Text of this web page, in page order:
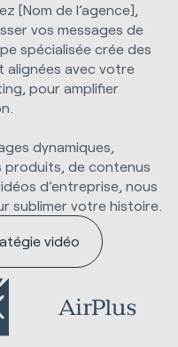
[Nom de l’agence],
vos messages de
spécialisée crée des
alignées avec votre
pour amplifier
dynamiques,
produits, de contenus
d’entreprise, nous
sublimer votre histoire.
vidéo